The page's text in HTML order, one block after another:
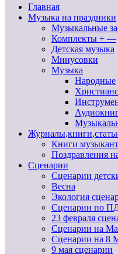
Главная
Музыка на праздники
Музыкальные
Комплекты + —
Детская музыка
Минусовки
Музыка
Народные
Книги
Поздравления
Сценарии
Сценарии
Весна
Экология
Сценарии по
23 февраля
Сценарии на
Сценарии на 8
9 мая сценарии